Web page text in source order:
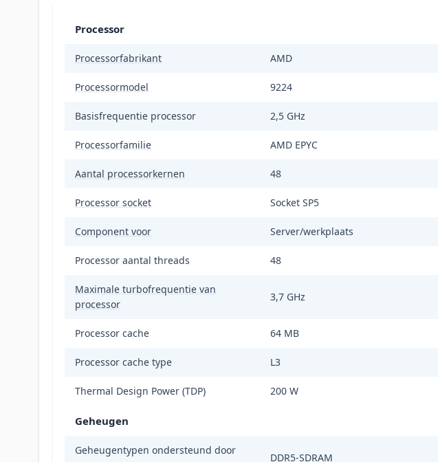
Processor
Processorfabrikant AMD
Processormodel 9224
Basisfrequentie processor 2,5 GHz
Processorfamilie AMD EPYC
Aantal processorkernen 48
Processor socket Socket SP5
Component voor Server/werkplaats
Processor aantal threads 48
Maximale turbofrequentie van
processor
3,7 GHz
Processor cache 64 MB
Processor cache type L3
Thermal Design Power (TDP) 200 W
Geheugen
Geheugentypen ondersteund door
DDR5-SDRAM